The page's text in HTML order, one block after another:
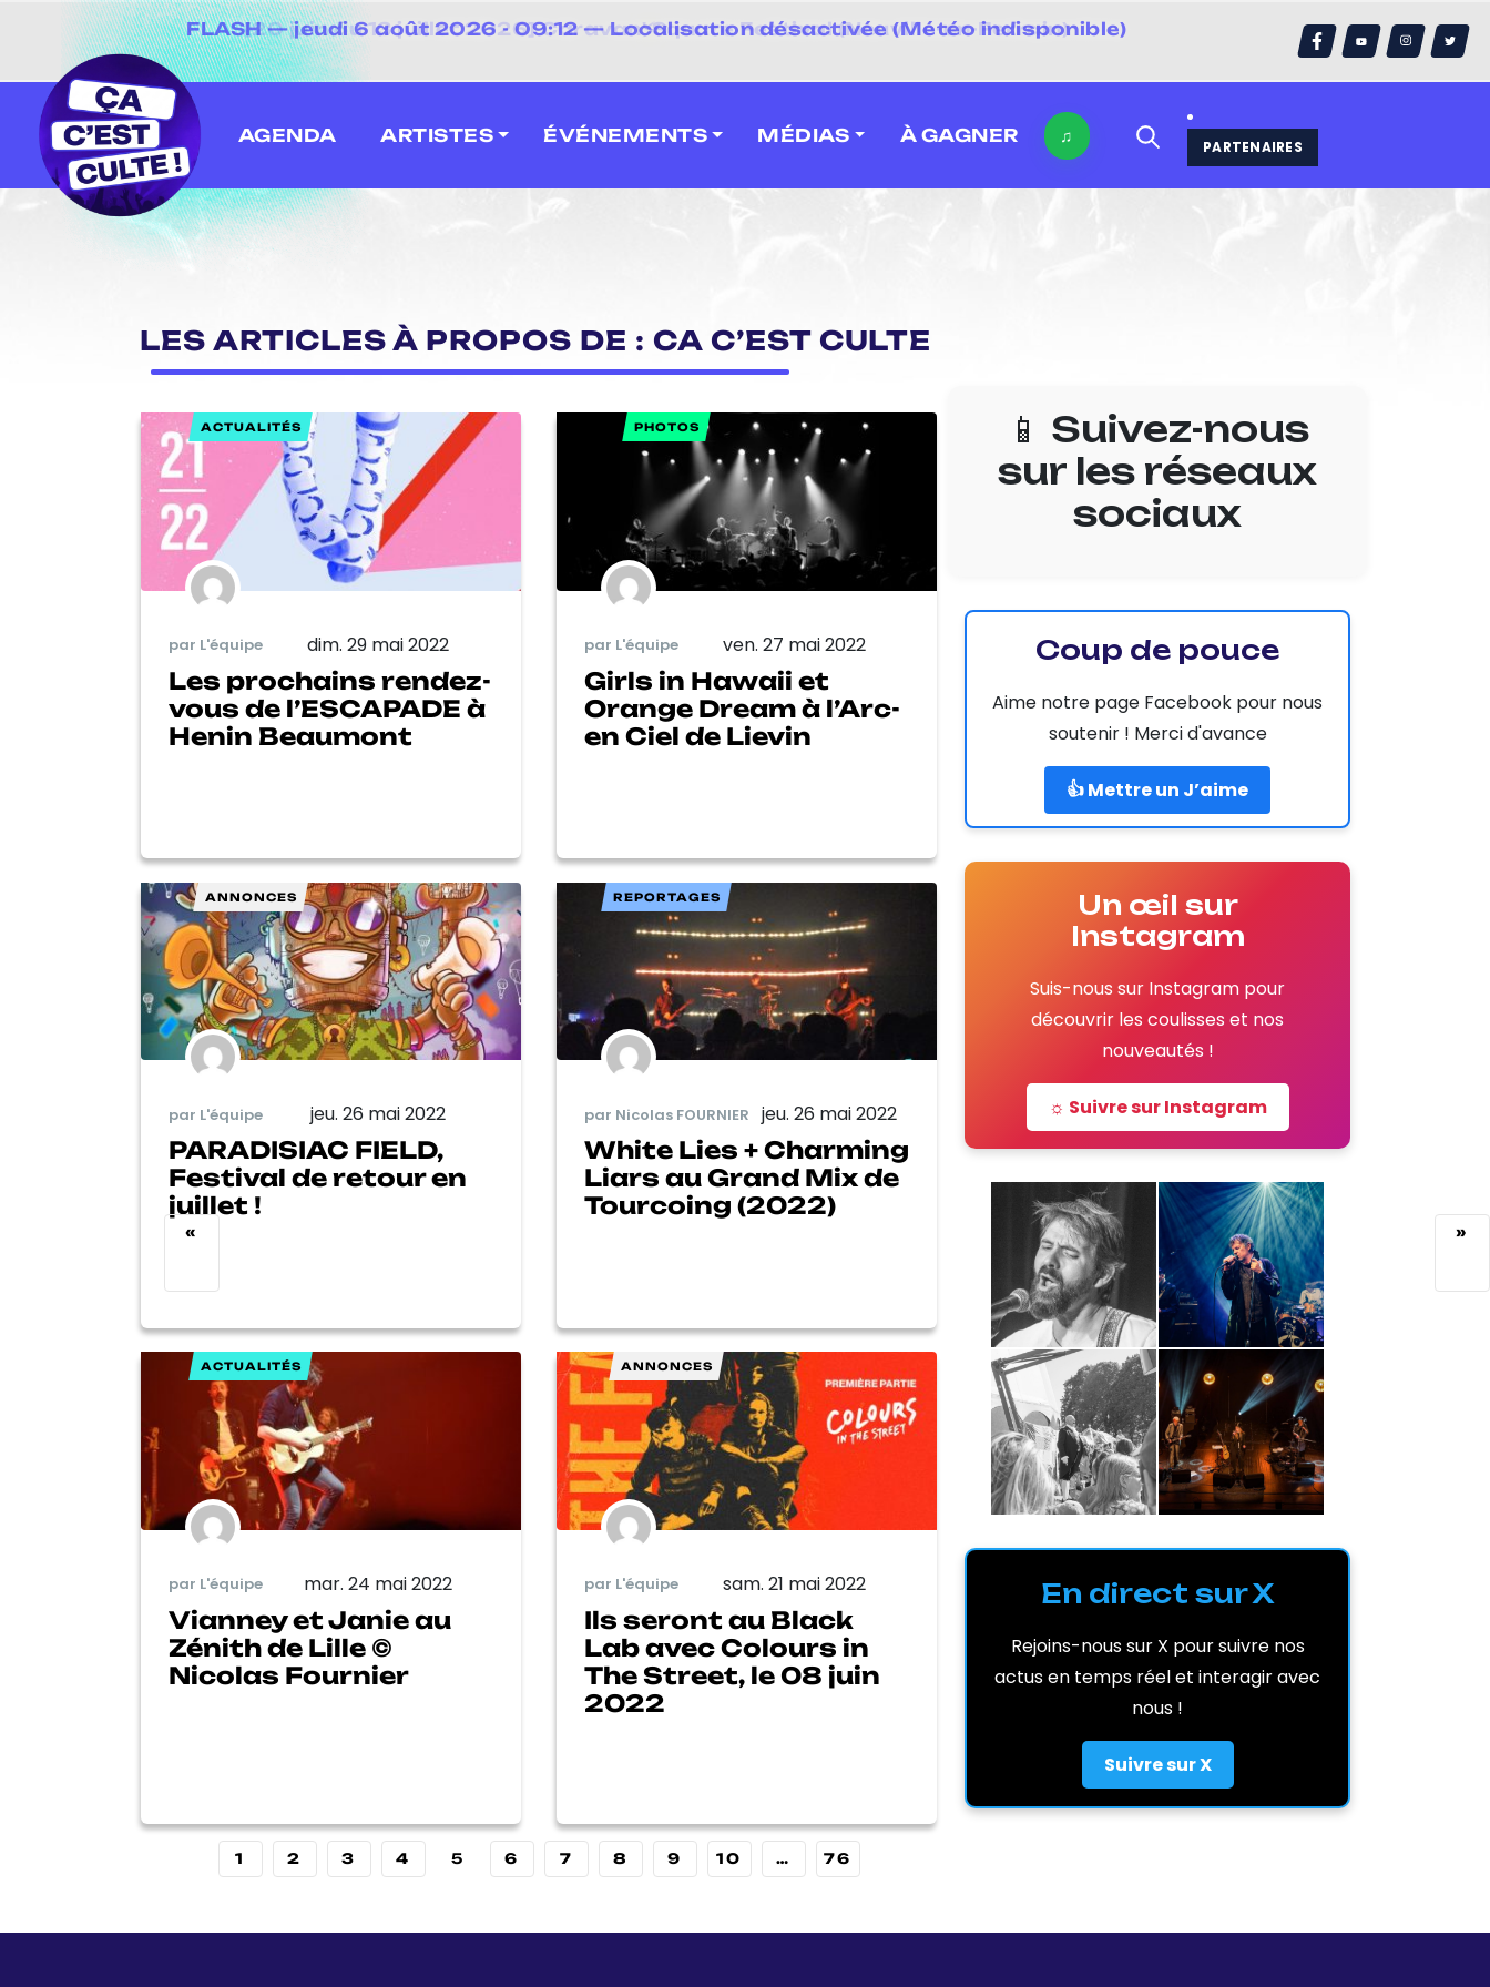
⚡
FLASH — jeudi 6 août 2026 - 09:12 — Localisation désactivée (Météo indisponible)
[20 juin au 13 juillet 2026] Caravan' Square Festival (Neuville-en-Ferrain)
AGENDA ARTISTES ÉVÉNEMENTS MÉDIAS À GAGNER ♫
PARTENAIRES
LES ARTICLES À PROPOS DE : CA C’EST CULTE
ACTUALITÉS
par L'équipe dim. 29 mai 2022
Les prochains rendez-
vous de l’ESCAPADE à
Henin Beaumont
PHOTOS
par L'équipe ven. 27 mai 2022
Girls in Hawaii et
Orange Dream à l’Arc-
en Ciel de Lievin
ANNONCES
par L'équipe jeu. 26 mai 2022
PARADISIAC FIELD,
Festival de retour en
juillet !
REPORTAGES
par Nicolas FOURNIER jeu. 26 mai 2022
White Lies + Charming
Liars au Grand Mix de
Tourcoing (2022)
ACTUALITÉS
par L'équipe mar. 24 mai 2022
Vianney et Janie au
Zénith de Lille ©
Nicolas Fournier
ANNONCES
par L'équipe sam. 21 mai 2022
Ils seront au Black
Lab avec Colours in
The Street, le 08 juin
2022
«
1 2 3 4 5 6 7 8 9 10 … 76
»
📱 Suivez-nous
sur les réseaux
sociaux
Coup de pouce
Aime notre page Facebook pour nous
soutenir ! Merci d'avance
👍 Mettre un J’aime
Un œil sur
Instagram
Suis-nous sur Instagram pour
découvrir les coulisses et nos
nouveautés !
☼ Suivre sur Instagram
En direct sur X
Rejoins-nous sur X pour suivre nos
actus en temps réel et interagir avec
nous !
Suivre sur X